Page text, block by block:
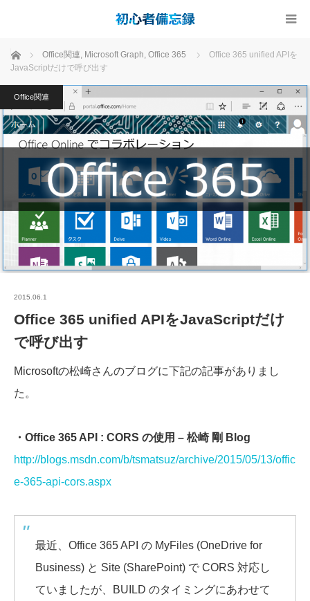
ホーム Office関連, Microsoft Graph, Office 365
Office 365 unified APIを
JavaScriptだけで呼び出す
Office関連
2015.06.1
Office 365 unified APIをJavaScriptだけ
で呼び出す
Microsoftの松崎さんのブログに下記の記事がありまし
た。
・Office 365 API : CORS の使用 – 松崎 剛 Blog
http://blogs.msdn.com/b/tsmatsuz/archive/2015/05/13/offic
e-365-api-cors.aspx
最近、Office 365 API の MyFiles (OneDrive for
Business) と Site (SharePoint) で CORS 対応し
ていましたが、BUILD のタイミングにあわせて